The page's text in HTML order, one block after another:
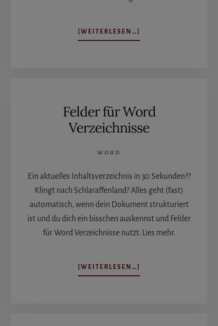
[WEITERLESEN…]
IN
Felder für Word
Verzeichnisse
WORD
Ein aktuelles Inhaltsverzeichnis in 30 Sekunden??
Klingt nach Schlaraffenland? Alles geht (fast)
automatisch, wenn dein Dokument strukturiert
ist und du dich ein bisschen auskennst und Felder
für Word Verzeichnisse nutzt. Lies mehr.
[WEITERLESEN…]
FÜR